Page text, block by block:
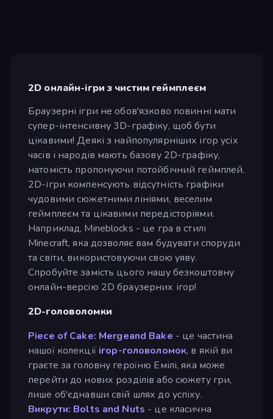
2D онлайн-ігри з чистим геймплеєм
Браузерні ігри не обов'язково повинні мати
супер-інтенсивну 3D-графіку, щоб бути
цікавими! Деякі з найпопулярніших ігор усіх
часів і народів мають базову 2D-графіку,
натомість пропонуючи потойбічний геймплей.
2D-ігри компенсують відсутність графіки
чудовими сюжетними лініями, веселим
геймплеєм та цікавими передісторіями.
Наприклад, Mineblocks - це гра в стилі
Minecraft, яка дозволяє вам будувати споруди
та світи, використовуючи свою уяву.
Спробуйте замість цього нашу безкоштовну
онлайн-версію 2D браузерних ігор!
2D-головоломки
Piece of Cake: Mergeand Bake - це частина
нашої колекції ігор-головоломок, в якій ви
граєте за головну героїню Емілі, яка може
перейти до нових розділів або сюжету гри,
лише об'єднавши свій шлях до успіху.
Викрути: Bolts and Nuts - це класична